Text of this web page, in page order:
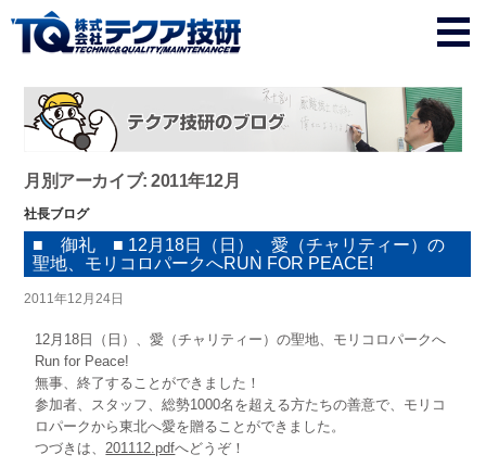
月別アーカイブ: 2011年12月
社長ブログ
■ 御礼 ■ 12月18日（日）、愛（チャリティー）の
聖地、モリコロパークへRUN FOR PEACE!
2011年12月24日
12月18日（日）、愛（チャリティー）の聖地、モリコロパークへ
Run for Peace!
無事、終了することができました！
参加者、スタッフ、総勢1000名を超える方たちの善意で、モリコ
ロパークから東北へ愛を贈ることができました。
つづきは、 201112.pdfへどうぞ！